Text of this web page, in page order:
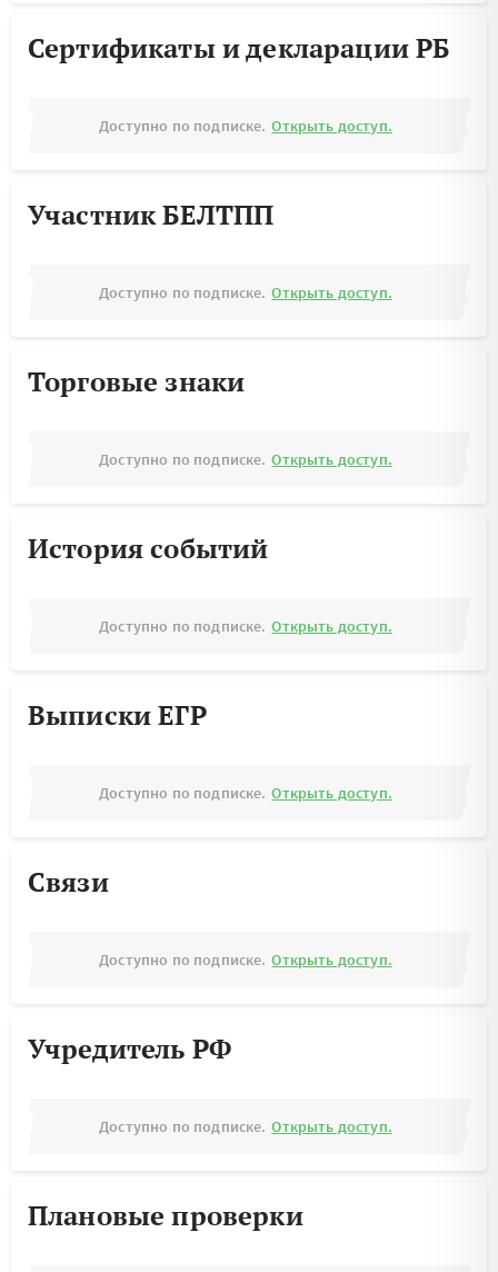
Сертификаты и декларации РБ
Доступно по подписке. Открыть доступ.
Участник БЕЛТПП
Доступно по подписке. Открыть доступ.
Торговые знаки
Доступно по подписке. Открыть доступ.
История событий
Доступно по подписке. Открыть доступ.
Выписки ЕГР
Доступно по подписке. Открыть доступ.
Связи
Доступно по подписке. Открыть доступ.
Учредитель РФ
Доступно по подписке. Открыть доступ.
Плановые проверки